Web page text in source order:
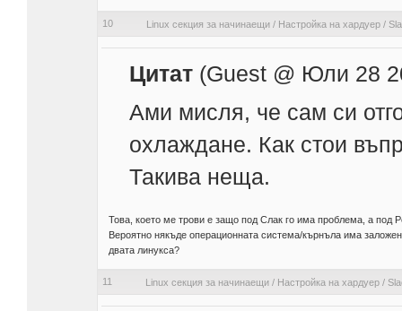
10 Linux секция за начинаещи/ Настройка на хардуер/
Цитат(Guest @ Юли 28
Ами мисля, че сам си
охлаждане. Как стои
Такива неща.
Това, което ме трови е защо под Слак го има проблема, а
Вероятно някъде операционната система/кърнъла има
двата линукса?
11 Linux секция за начинаещи/ Настройка на хардуер/